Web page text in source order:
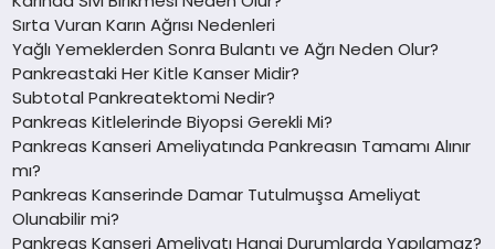
Sırta Vuran Karın Ağrısı Nedenleri
Yağlı Yemeklerden Sonra Bulantı ve Ağrı Neden Olur?
Pankreastaki Her Kitle Kanser Midir?
Subtotal Pankreatektomi Nedir?
Pankreas Kitlelerinde Biyopsi Gerekli Mi?
Pankreas Kanseri Ameliyatında Pankreasın Tamamı Alınır
mı?
Pankreas Kanserinde Damar Tutulmuşsa Ameliyat
Olunabilir mi?
Pankreas Kanseri Ameliyatı Hangi Durumlarda Yapılamaz?